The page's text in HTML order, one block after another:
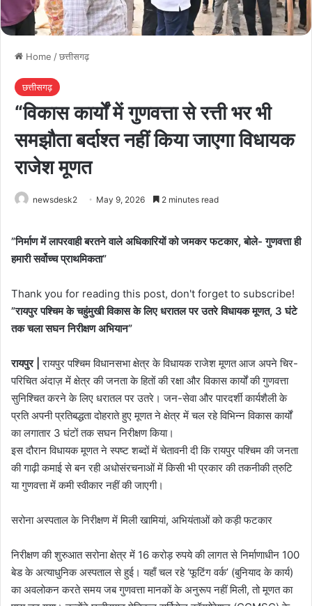
Home /छत्तीसगढ़
छत्तीसगढ़
“विकास कार्यों में गुणवत्ता से रत्ती भर भी
समझौता बर्दाश्त नहीं किया जाएगा विधायक
राजेश मूणत
newsdesk2 May 9, 2026 2 minutes read
​”निर्माण में लापरवाही बरतने वाले अधिकारियों को जमकर फटकार, बोले- गुणवत्ता ही
हमारी सर्वोच्च प्राथमिकता”
Thank you for reading this post, don't forget to subscribe!
​”रायपुर पश्चिम के चहुंमुखी विकास के लिए धरातल पर उतरे विधायक मूणत, 3 घंटे
तक चला सघन निरीक्षण अभियान”
​रायपुर | रायपुर पश्चिम विधानसभा क्षेत्र के विधायक राजेश मूणत आज अपने चिर-
परिचित अंदाज़ में क्षेत्र की जनता के हितों की रक्षा और विकास कार्यों की गुणवत्ता
सुनिश्चित करने के लिए धरातल पर उतरे। जन-सेवा और पारदर्शी कार्यशैली के
प्रति अपनी प्रतिबद्धता दोहराते हुए मूणत ने क्षेत्र में चल रहे विभिन्न विकास कार्यों
का लगातार 3 घंटों तक सघन निरीक्षण किया।
​इस दौरान विधायक मूणत ने स्पष्ट शब्दों में चेतावनी दी कि रायपुर पश्चिम की जनता
की गाढ़ी कमाई से बन रही अधोसंरचनाओं में किसी भी प्रकार की तकनीकी त्रुटि
या गुणवत्ता में कमी स्वीकार नहीं की जाएगी।
​सरोना अस्पताल के निरीक्षण में मिली खामियां, अभियंताओं को कड़ी फटकार
​निरीक्षण की शुरुआत सरोना क्षेत्र में 16 करोड़ रुपये की लागत से निर्माणाधीन 100
बेड के अत्याधुनिक अस्पताल से हुई। यहाँ चल रहे ‘फूटिंग वर्क’ (बुनियाद के कार्य)
का अवलोकन करते समय जब गुणवत्ता मानकों के अनुरूप नहीं मिली, तो मूणत का